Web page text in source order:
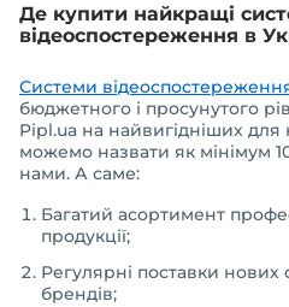
Де купити найкращі
відеоспостереження в
Системи
бюджетного і просунутого
Pipl.ua на найвигідніших для
можемо назвати як мінімум
нами. А саме:
Багатий асортимент
продукції;
Регулярні поставки нових
брендів;